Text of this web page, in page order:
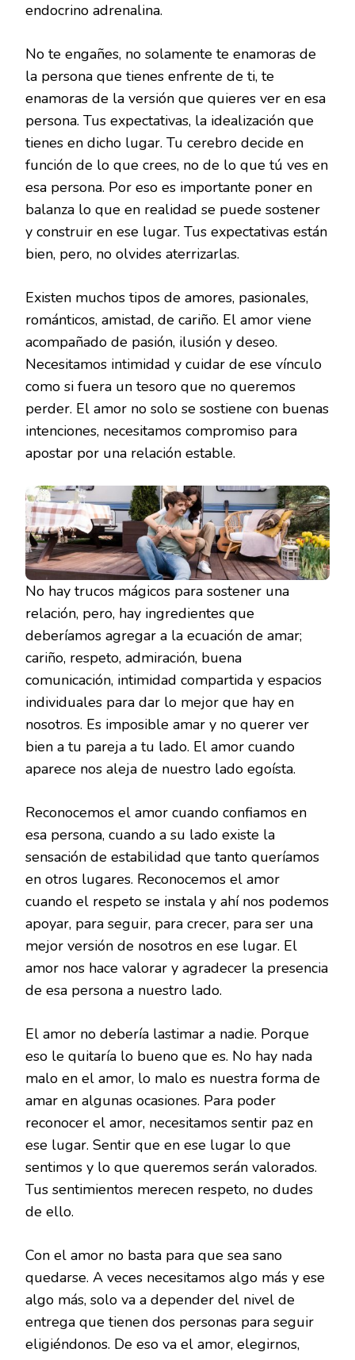
endocrino adrenalina.
No te engañes, no solamente te enamoras de
la persona que tienes enfrente de ti, te
enamoras de la versión que quieres ver en esa
persona. Tus expectativas, la idealización que
tienes en dicho lugar. Tu cerebro decide en
función de lo que crees, no de lo que tú ves en
esa persona. Por eso es importante poner en
balanza lo que en realidad se puede sostener
y construir en ese lugar. Tus expectativas están
bien, pero, no olvides aterrizarlas.
Existen muchos tipos de amores, pasionales,
románticos, amistad, de cariño. El amor viene
acompañado de pasión, ilusión y deseo.
Necesitamos intimidad y cuidar de ese vínculo
como si fuera un tesoro que no queremos
perder. El amor no solo se sostiene con buenas
intenciones, necesitamos compromiso para
apostar por una relación estable.
No hay trucos mágicos para sostener una
relación, pero, hay ingredientes que
deberíamos agregar a la ecuación de amar;
cariño, respeto, admiración, buena
comunicación, intimidad compartida y espacios
individuales para dar lo mejor que hay en
nosotros. Es imposible amar y no querer ver
bien a tu pareja a tu lado. El amor cuando
aparece nos aleja de nuestro lado egoísta.
Reconocemos el amor cuando confiamos en
esa persona, cuando a su lado existe la
sensación de estabilidad que tanto queríamos
en otros lugares. Reconocemos el amor
cuando el respeto se instala y ahí nos podemos
apoyar, para seguir, para crecer, para ser una
mejor versión de nosotros en ese lugar. El
amor nos hace valorar y agradecer la presencia
de esa persona a nuestro lado.
El amor no debería lastimar a nadie. Porque
eso le quitaría lo bueno que es. No hay nada
malo en el amor, lo malo es nuestra forma de
amar en algunas ocasiones. Para poder
reconocer el amor, necesitamos sentir paz en
ese lugar. Sentir que en ese lugar lo que
sentimos y lo que queremos serán valorados.
Tus sentimientos merecen respeto, no dudes
de ello.
Con el amor no basta para que sea sano
quedarse. A veces necesitamos algo más y ese
algo más, solo va a depender del nivel de
entrega que tienen dos personas para seguir
eligiéndonos. De eso va el amor, elegirnos,